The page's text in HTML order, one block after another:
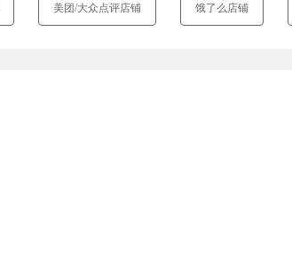
美团/大众点评店铺 饿了么店铺